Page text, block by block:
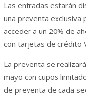
Las entradas estarán
una preventa exclusiva
acceder a un 20% de
con tarjetas de crédito
La preventa se
mayo con cupos
de preventa de cada